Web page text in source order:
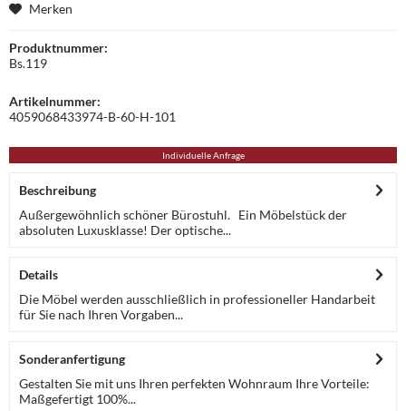
Merken
Produktnummer:
Bs.119
Artikelnummer:
4059068433974-B-60-H-101
Individuelle Anfrage
Beschreibung
Außergewöhnlich schöner Bürostuhl. Ein Möbelstück der
absoluten Luxusklasse! Der optische...
Details
Die Möbel werden ausschließlich in professioneller Handarbeit
für Sie nach Ihren Vorgaben...
Sonderanfertigung
Gestalten Sie mit uns Ihren perfekten Wohnraum Ihre Vorteile:
Maßgefertigt 100%...